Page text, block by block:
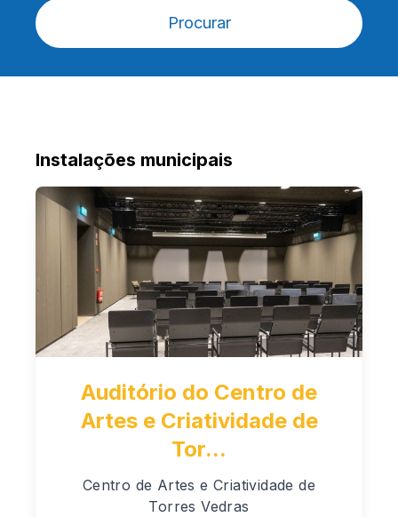
Procurar
Instalações municipais
Auditório do Centro de
Artes e Criatividade de
Tor...
Centro de Artes e Criatividade de
Torres Vedras